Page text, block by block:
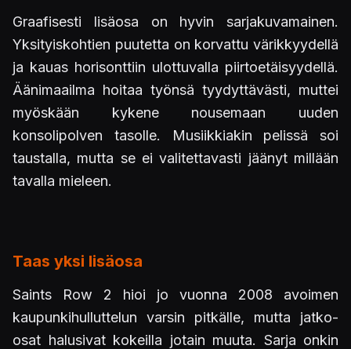
Graafisesti lisäosa on hyvin sarjakuvamainen.
Yksityiskohtien puutetta on korvattu värikkyydellä
ja kauas horisonttiin ulottuvalla piirtoetäisyydellä.
Äänimaailma hoitaa työnsä tyydyttävästi, muttei
myöskään kykene nousemaan uuden
konsolipolven tasolle. Musiikkiakin pelissä soi
taustalla, mutta se ei valitettavasti jäänyt millään
tavalla mieleen.
Taas yksi lisäosa
Saints Row 2 hioi jo vuonna 2008 avoimen
kaupunkihulluttelun varsin pitkälle, mutta jatko-
osat halusivat kokeilla jotain muuta. Sarja onkin